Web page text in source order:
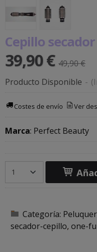
Cepillo
39,90 € 49,90 €
Producto Disponible -
Costes de envío Ver
Marca: Perfect Beauty
Categoría:
secador-cepillo one-